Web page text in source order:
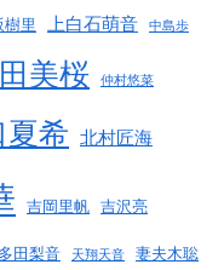
樹里 上白石萌音 中島歩
美桜 仲村悠菜
希 北村匠海
吉岡里帆 吉沢亮
多田梨音 天翔天音 妻夫木聡